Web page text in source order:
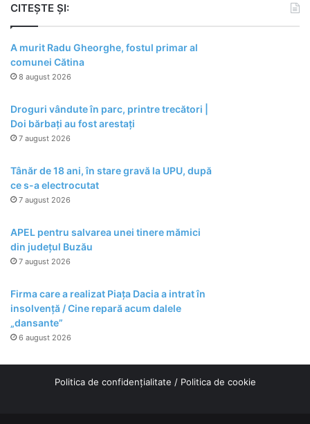
CITEȘTE ȘI:
A murit Radu Gheorghe, fostul primar al
comunei Cătina
8 august 2026
Droguri vândute în parc, printre trecători |
Doi bărbați au fost arestați
7 august 2026
Tânăr de 18 ani, în stare gravă la UPU, după
ce s-a electrocutat
7 august 2026
APEL pentru salvarea unei tinere mămici
din județul Buzău
7 august 2026
Firma care a realizat Piața Dacia a intrat în
insolvență / Cine repară acum dalele
„dansante”
6 august 2026
Politica de confidențialitate / Politica de cookie